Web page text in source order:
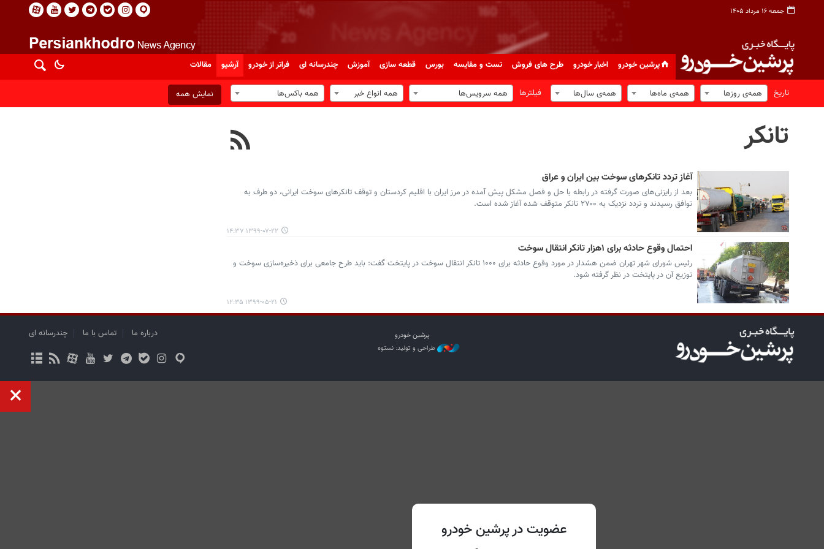
جمعه ۱۶ مرداد ۱۴۰۵
پرشین خودرو اخبار خودرو طرح های فروش تست و مقایسه بورس قطعه سازی آموزش چندرسانه ای فراتر از خودرو آرشیو مقالات
تاریخ همه‌ی روزها همه‌ی ماه‌ها همه‌ی سال‌ها فیلترها همه سرویس‌ها همه انواع خبر همه باکس‌ها نمایش همه
تانکر
آغاز تردد تانکرهای سوخت بین ایران و عراق
بعد از رایزنی‌های صورت گرفته در رابطه با حل و فصل مشکل پیش آمده در مرز ایران با اقلیم کردستان و توقف تانکرهای سوخت ایرانی، دو طرف به
توافق رسیدند و تردد نزدیک به ۲۷۰۰ تانکر متوقف شده آغاز شده است.
۱۳۹۹-۰۷-۲۲ ۱۴:۳۷
احتمال وقوع حادثه برای ۱هزار تانکر انتقال سوخت
رئیس شورای شهر تهران ضمن هشدار در مورد وقوع حادثه برای ۱۰۰۰ تانکر انتقال سوخت در پایتخت گفت: باید طرح جامعی برای ذخیره‌سازی سوخت و
توزیع آن در پایتخت در نظر گرفته شود.
۱۳۹۹-۰۵-۲۱ ۱۲:۳۵
پرشین خودرو
طراحی و تولید: نستوه
درباره ما تماس با ما چندرسانه ای
عضویت در پرشین خودرو